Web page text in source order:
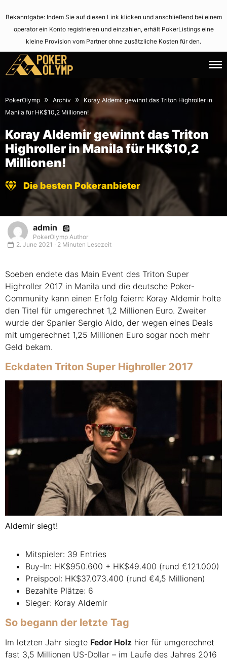
Bekanntgabe: Indem Sie auf diesen Link klicken und anschließend bei einem
operator ein Konto registrieren und einzahlen, erhält PokerListings eine
kleine Provision vom Partner ohne zusätzliche Kosten für den.
February
2017
2,
2021
PokerOlymp » Archiv »
Koray Aldemir gewinnt das Triton Highroller in
Manila für HK$10,2 Millionen!
Koray Aldemir gewinnt das Triton
Highroller in Manila für HK$10,2
Millionen!
Die besten Pokeranbieter
admin
PokerOlymp Author
2. June 2021 · 2 Minuten Lesezeit
Soeben endete das Main Event des Triton Super
Highroller 2017 in Manila und die deutsche Poker-
Community kann einen Erfolg feiern: Koray Aldemir holte
den Titel für umgerechnet 1,2 Millionen Euro. Zweiter
wurde der Spanier Sergio Aido, der wegen eines Deals
mit umgerechnet 1,25 Millionen Euro sogar noch mehr
Geld bekam.
Eckdaten Triton Super Highroller 2017
Aldemir siegt!
Mitspieler: 39 Entries
Buy-In: HK$950.600 + HK$49.400 (rund €121.000)
Preispool: HK$37.073.400 (rund €4,5 Millionen)
Bezahlte Plätze: 6
Sieger: Koray Aldemir
So begann der letzte Tag
Im letzten Jahr siegte Fedor Holz hier für umgerechnet
fast 3,5 Millionen US-Dollar – im Laufe des Jahres 2016